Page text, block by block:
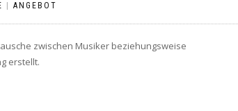
ANGEBOT
zwischen Musiker beziehungsweise
erstellt.